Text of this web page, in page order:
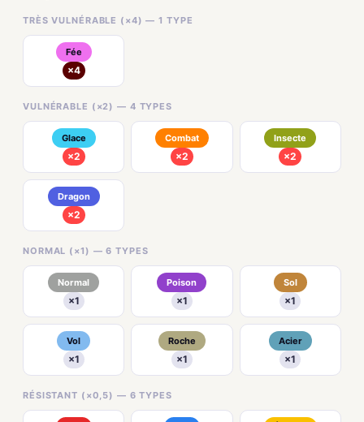
TRÈS VULNÉRABLE (×4) — 1 TYPE
Fée
×4
VULNÉRABLE (×2) — 4 TYPES
Glace
×2
Combat
×2
Insecte
×2
Dragon
×2
NORMAL (×1) — 6 TYPES
Normal
×1
Poison
×1
Sol
×1
Vol
×1
Roche
×1
Acier
×1
RÉSISTANT (×0,5) — 6 TYPES